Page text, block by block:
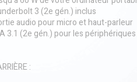
3 (2e gén.) inclus
audio pour micro et haut-parleur
3.1 (2e gén.) pour les
: